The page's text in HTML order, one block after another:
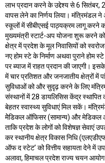
लाभ प्रदान करने के उद्देश्य से 6
वापस लेने का निर्णय लिया। मंत्रिमंडल
स्कूलों में सीबीएसई पाठ्यक्रम लागू करने
मुख्यमंत्री स्टार्ट-अप योजना शुरू करने
क्षेत्र में प्रदेश के मूल निवासियों को
नए होम स्टे के निर्माण अथवा पुराने होम
पर ब्याज में राहत प्रदान की जाएगी। इसके
में चार प्रतिशत और जनजातीय क्षेत्रों में
सुविधाओं को और सुदृढ़ करने के लिए
संस्थानों में 28 डायलिसिस केंद्र स्थापित
बेहतर स्वास्थ्य सुविधाएं मिल सकें।
मेेडिकल ऑफिसर (सामान्य) और मेडिकल
ताकि प्रदेश के लोगों को विशेषज्ञ सेवाएं
कर स्थानीय क्षेत्र विकास निधि
ऑफ द स्टेट’ को वित्तीय सहायता देने में
अलावा, हिमाचल प्रदेश राज्य चयन